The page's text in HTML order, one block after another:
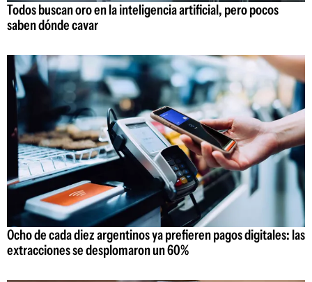
Todos buscan oro en la inteligencia artificial, pero pocos
saben dónde cavar
Ocho de cada diez argentinos ya prefieren pagos digitales: las
extracciones se desplomaron un 60%